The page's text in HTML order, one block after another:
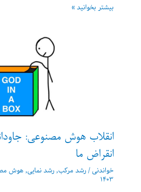
کلمات
بیشتر بخوانید »
انقلاب هوش مصنوعی:
انقراض ما
خواندنی/رشد مرکب,رشد نمایی,هوش
۱۴۰۳